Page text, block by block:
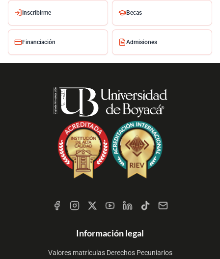
Inscribirme Becas
Financiación Admisiones
Sociales
Información legal
Valores matrículas Derechos Pecuniarios